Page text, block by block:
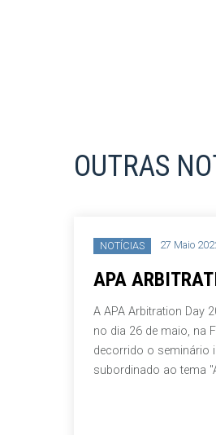
OUTRAS
NOTÍCIAS 27 Maio 2022
APA
A APA Arbitration Day 2022
no dia 26 de maio, na
decorrido o seminário
subordinado ao tema "A...